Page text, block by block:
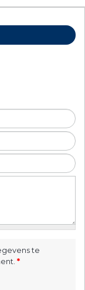
te
*